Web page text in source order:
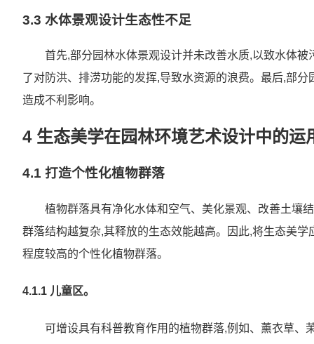
3.3 水体景观设计生态性不足
首先,部分园林水体景观设计并未改善水质,以致水体
了对防洪、排涝功能的发挥,导致水资源的浪费。最后,部
造成不利影响。
4 生态美学在园林环境艺术设计中的运
4.1 打造个性化植物群落
植物群落具有净化水体和空气、美化景观、改善土壤
群落结构越复杂,其释放的生态效能越高。因此,将生态美
程度较高的个性化植物群落。
4.1.1 儿童区。
可增设具有科普教育作用的植物群落,例如、薰衣草